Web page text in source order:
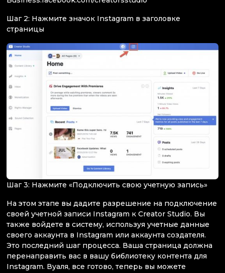
Шаг 2: Нажмите значок Instagram в заголовке
страницы
Шаг 3: Нажмите «Подключить свою учетную запись»
На этом этапе вы дадите разрешение на подключение
своей учетной записи Instagram к Creator Studio. Вы
также войдете в систему, используя учетные данные
своего аккаунта в Instagram или аккаунта создателя.
Это последний шаг процесса. Ваша страница должна
перенаправить вас в вашу библиотеку контента для
Instagram. Вуаля, все готово, теперь вы можете